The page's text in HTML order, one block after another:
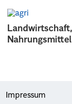
Nahrungsmittel
Impressum